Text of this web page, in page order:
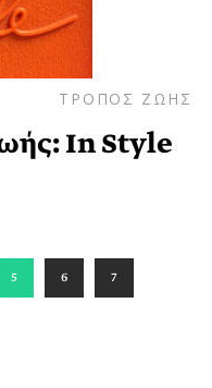
ΤΡΟΠΟΣ ΖΩΗΣ
In Style
5 6 7